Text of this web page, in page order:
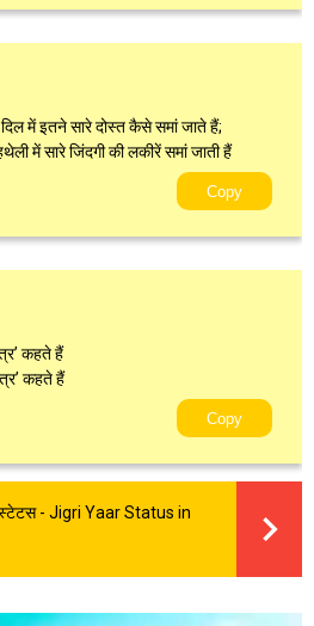
में इतने सारे दोस्त कैसे समां जाते हैं;
में सारे जिंदगी की लकीरें समां जाती हैं
Copy
कहते हैं
कहते हैं
Copy
स्टेटस - Jigri Yaar Status in